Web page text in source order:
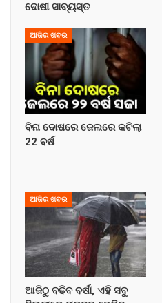
ଦୋଷୀ ସାବ୍ୟସ୍ତ
ଆଜିର ଖବର
ବିନା ଦୋଷରେ ଜେଲରେ କଟିଲା
22 ବର୍ଷ
ଆଜିର ଖବର
ଆଜିଠୁ ବଢିବ ବର୍ଷା, ଏହି ସବୁ